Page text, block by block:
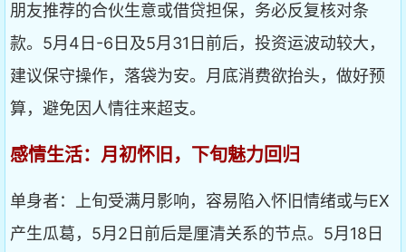
朋友推荐的合伙生意或借贷担保，务必反复核对条
款。5月4日-6日及5月31日前后，投资运波动较大，
建议保守操作，落袋为安。月底消费欲抬头，做好预
算，避免因人情往来超支。
感情生活：月初怀旧，下旬魅力回归
单身者：上旬受满月影响，容易陷入怀旧情绪或与EX
产生瓜葛，5月2日前后是厘清关系的节点。5月18日